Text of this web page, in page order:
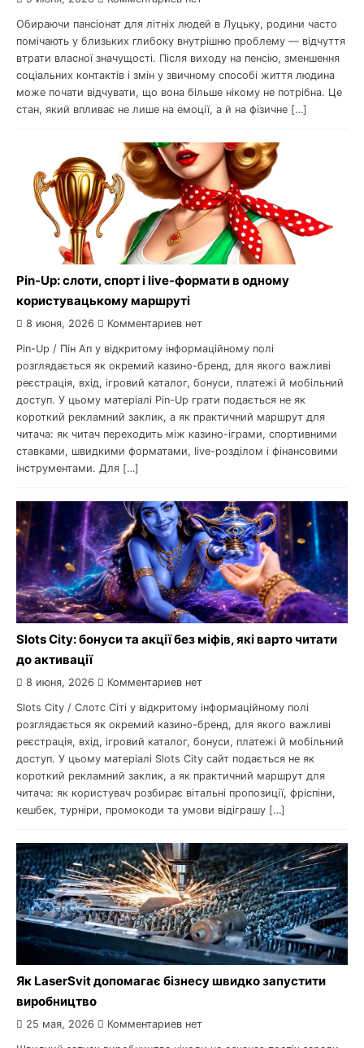
Обираючи пансіонат для літніх людей в Луцьку, родини часто
помічають у близьких глибоку внутрішню проблему — відчуття
втрати власної значущості. Після виходу на пенсію, зменшення
соціальних контактів і змін у звичному способі життя людина
може почати відчувати, що вона більше нікому не потрібна. Це
стан, який впливає не лише на емоції, а й на фізичне […]
Pin-Up: слоти, спорт і live-формати в одному
користувацькому маршруті
8 июня, 2026 Комментариев нет
Pin-Up / Пін Ап у відкритому інформаційному полі
розглядається як окремий казино-бренд, для якого важливі
реєстрація, вхід, ігровий каталог, бонуси, платежі й мобільний
доступ. У цьому матеріалі Pin-Up грати подається не як
короткий рекламний заклик, а як практичний маршрут для
читача: як читач переходить між казино-іграми, спортивними
ставками, швидкими форматами, live-розділом і фінансовими
інструментами. Для […]
Slots City: бонуси та акції без міфів, які варто читати
до активації
8 июня, 2026 Комментариев нет
Slots City / Слотс Сіті у відкритому інформаційному полі
розглядається як окремий казино-бренд, для якого важливі
реєстрація, вхід, ігровий каталог, бонуси, платежі й мобільний
доступ. У цьому матеріалі Slots City сайт подається не як
короткий рекламний заклик, а як практичний маршрут для
читача: як користувач розбирає вітальні пропозиції, фріспіни,
кешбек, турніри, промокоди та умови відіграшу […]
Як LaserSvit допомагає бізнесу швидко запустити
виробництво
25 мая, 2026 Комментариев нет